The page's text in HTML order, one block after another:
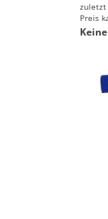
zuletzt
Preis